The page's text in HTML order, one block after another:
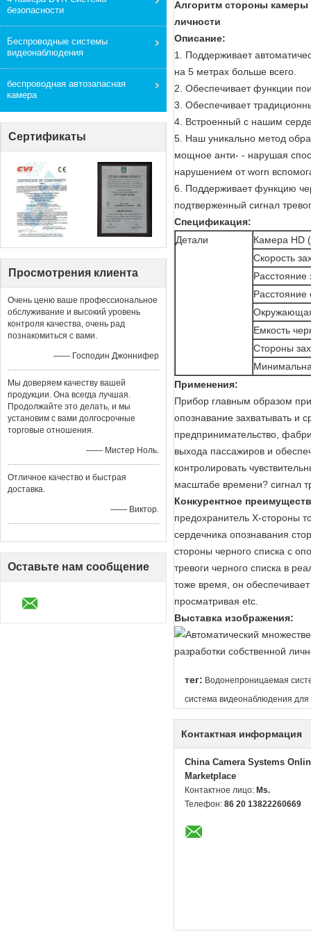
безопасности
Беспроводные системы
видеонаблюдения
беспроводная автозапасная
камера
Сертификаты
Просмотрения клиента
Очень ценю ваше профессиональное
обслуживание и высокий уровень
контроля качества, очень рад
познакомиться с вами.
—— Господин Джоннифер
Мы доверяем качеству вашей
продукции. Она всегда лучшая.
Продолжайте это делать, и мы
установим с вами долгосрочные
торговые отношения.
—— Мистер Ноль.
Отличное качество и быстрая
доставка.
—— Виктор.
Оставьте нам сообщение
Алгоритм стороны камеры
личности
Описание:
1. Поддерживает
на 5 метрах больше всего.
2. Обеспечивает функции
3. Обеспечивает
4. Встроенный с нашим
5. Наш уникально метод
мощное анти- - нарушая
нарушением от worn
6. Поддерживает функцию
подтверженный сигнал
Спецификация:
Детали
Камера HD
Скорость
Расстояние
Емкость
Стороны
Применения:
Прибор главным образом
опознавание захватывать и
предпринимательство,
выхода пассажиров и
контролировать
масштабе времени? сигнал
Конкурентное
предохранитель X-стороны
сердечника опознавания
стороны черного списка с
тревоги черного списка в
тоже время, он
просматривая etc.
Выставка изображения:
тег: Водонепроницаемая
система видеонаблюдения
Контактная информация
China Camera Systems
Marketplace
Контактное лицо: Ms.
Телефон: 86 20 13822260669